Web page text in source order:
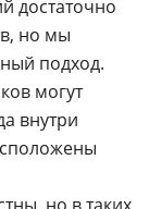
достаточно
но мы
подход.
могут
внутри